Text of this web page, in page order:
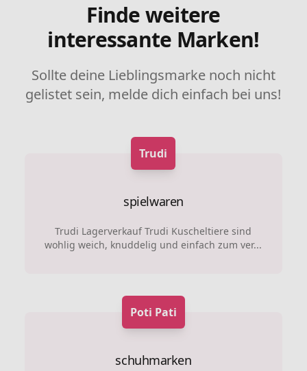
Finde weitere
interessante Marken!
Sollte deine Lieblingsmarke noch nicht
gelistet sein, melde dich einfach bei uns!
Trudi
spielwaren
Trudi Lagerverkauf Trudi Kuscheltiere sind
wohlig weich, knuddelig und einfach zum ver...
Poti Pati
schuhmarken